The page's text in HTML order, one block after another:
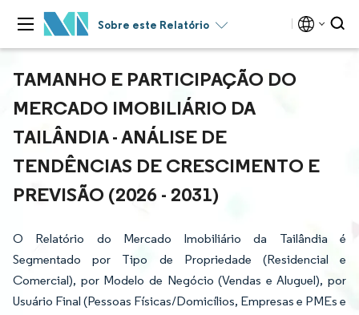
Sobre este Relatório
TAMANHO E PARTICIPAÇÃO DO
MERCADO IMOBILIÁRIO DA
TAILÂNDIA - ANÁLISE DE
TENDÊNCIAS DE CRESCIMENTO E
PREVISÃO (2026 - 2031)
O Relatório do Mercado Imobiliário da Tailândia é
Segmentado por Tipo de Propriedade (Residencial e
Comercial), por Modelo de Negócio (Vendas e Aluguel), por
Usuário Final (Pessoas Físicas/Domicílios, Empresas e PMEs e